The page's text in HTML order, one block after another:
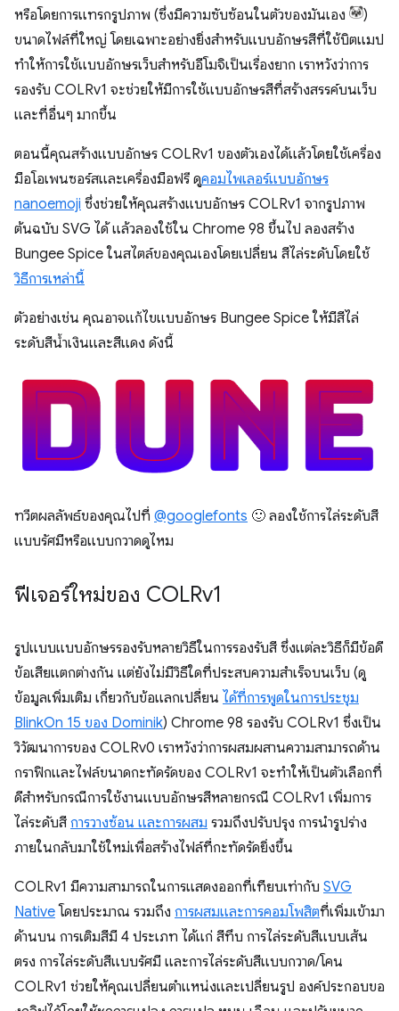
หรือโดยการแทรกรูปภาพ (ซึ่งมีความซับซ้อนในตัวของมันเอง
)
ขนาดไฟล์ที่ใหญ่ โดยเฉพาะอย่างยิ่งสำหรับแบบอักษรสีที่ใช้บิตแมป
ทำให้การใช้แบบอักษรเว็บสำหรับอีโมจิเป็นเรื่องยาก เราหวังว่าการ
รองรับ COLRv1 จะช่วยให้มีการใช้แบบอักษรสีที่สร้างสรรค์บนเว็บ
และที่อื่นๆ มากขึ้น
ตอนนี้คุณสร้างแบบอักษร COLRv1 ของตัวเองได้แล้วโดยใช้เครื่อง
มือโอเพนซอร์สและเครื่องมือฟรี ดูคอมไพเลอร์แบบอักษร
nanoemoji ซึ่งช่วยให้คุณสร้างแบบอักษร COLRv1 จากรูปภาพ
ต้นฉบับ SVG ได้ แล้วลองใช้ใน Chrome 98 ขึ้นไป ลองสร้าง
Bungee Spice ในสไตล์ของคุณเองโดยเปลี่ยน สีไล่ระดับโดยใช้
วิธีการเหล่านี้
ตัวอย่างเช่น คุณอาจแก้ไขแบบอักษร Bungee Spice ให้มีสีไล่
ระดับสีน้ำเงินและสีแดง ดังนี้
ทวีตผลลัพธ์ของคุณไปที่ @googlefonts 🙂 ลองใช้การไล่ระดับสี
แบบรัศมีหรือแบบกวาดดูไหม
ฟีเจอร์ใหม่ของ COLRv1
รูปแบบแบบอักษรรองรับหลายวิธีในการรองรับสี ซึ่งแต่ละวิธีก็มีข้อดี
ข้อเสียแตกต่างกัน แต่ยังไม่มีวิธีใดที่ประสบความสำเร็จบนเว็บ (ดู
ข้อมูลเพิ่มเติม เกี่ยวกับข้อแลกเปลี่ยน ได้ที่การพูดในการประชุม
BlinkOn 15 ของ Dominik) Chrome 98 รองรับ COLRv1 ซึ่งเป็น
วิวัฒนาการของ COLRv0 เราหวังว่าการผสมผสานความสามารถด้าน
กราฟิกและไฟล์ขนาดกะทัดรัดของ COLRv1 จะทำให้เป็นตัวเลือกที่
ดีสำหรับกรณีการใช้งานแบบอักษรสีหลายกรณี COLRv1 เพิ่มการ
ไล่ระดับสี การวางซ้อน และการผสม รวมถึงปรับปรุง การนำรูปร่าง
ภายในกลับมาใช้ใหม่เพื่อสร้างไฟล์ที่กะทัดรัดยิ่งขึ้น
COLRv1 มีความสามารถในการแสดงออกที่เทียบเท่ากับ SVG
Nativeโดยประมาณ รวมถึง การผสมและการคอมโพสิตที่เพิ่มเข้ามา
ด้านบน การเติมสีมี 4 ประเภท ได้แก่ สีทึบ การไล่ระดับสีแบบเส้น
ตรง การไล่ระดับสีแบบรัศมี และการไล่ระดับสีแบบกวาด/โคน
COLRv1 ช่วยให้คุณเปลี่ยนตำแหน่งและเปลี่ยนรูป องค์ประกอบขอ